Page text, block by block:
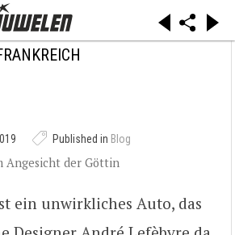
Published in Blog
Angesicht der Göttin
ein unwirkliches Auto, das